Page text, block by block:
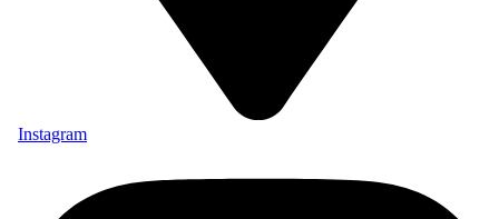
Instagram